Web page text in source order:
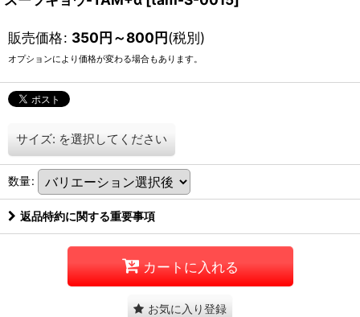
販売価格: 350円～800円(税別)
オプションにより価格が変わる場合もあります。
サイズ: を選択してください
数量:
返品特約に関する重要事項
カートに入れる
お気に入り登録